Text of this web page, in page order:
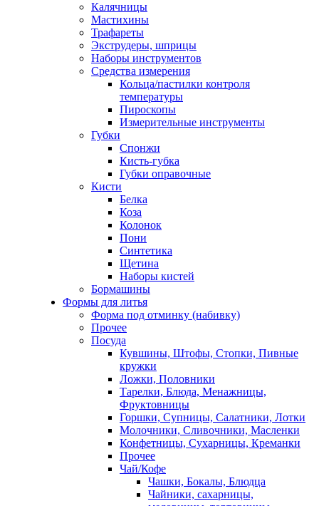
Калячницы
Мастихины
Трафареты
Экструдеры, шприцы
Наборы инструментов
Средства измерения
Кольца/пастилки контроля
температуры
Пироскопы
Измерительные инструменты
Губки
Спонжи
Кисть-губка
Губки оправочные
Кисти
Белка
Коза
Колонок
Пони
Синтетика
Щетина
Наборы кистей
Бормашины
Формы для литья
Форма под отминку (набивку)
Прочее
Посуда
Кувшины, Штофы, Стопки, Пивные
кружки
Ложки, Половники
Тарелки, Блюда, Менажницы,
Фруктовницы
Горшки, Супницы, Салатники, Лотки
Молочники, Сливочники, Масленки
Конфетницы, Сухарницы, Креманки
Прочее
Чай/Кофе
Чашки, Бокалы, Блюдца
Чайники, сахарницы,